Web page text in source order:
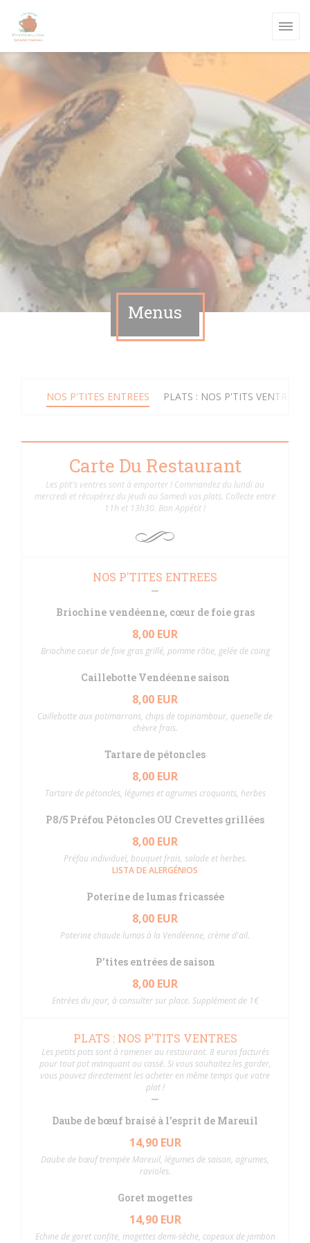
Menus
NOS P'TITES ENTREES PLATS : NOS P'TITS VENTRES
Carte Du Restaurant
Les ptit's ventres sont à emporter ! Commandez du lundi au
mercredi et récupérez du Jeudi au Samedi vos plats. Collecte entre
11h et 13h30. Bon Appétit !
NOS P'TITES ENTREES
Briochine vendéenne, cœur de foie gras
8,00 EUR
Briochine coeur de foie gras grillé, pomme rôtie, gelée de coing
Caillebotte Vendéenne saison
8,00 EUR
Caillebotte aux potimarrons, chips de topinambour, quenelle de
chèvre frais.
Tartare de pétoncles
8,00 EUR
Tartare de pétoncles, légumes et agrumes croquants, herbes
P8/5 Préfou Pétoncles OU Crevettes grillées
8,00 EUR
Préfou individuel, bouquet frais, salade et herbes.
LISTA DE ALERGÉNIOS
Poterine de lumas fricassée
8,00 EUR
Poterine chaude lumas à la Vendéenne, crème d'ail.
P'tites entrées de saison
8,00 EUR
Entrées du jour, à consulter sur place. Supplément de 1€
PLATS : NOS P'TITS VENTRES
Les petits pots sont à ramener au restaurant. 8 euros facturés
pour tout pot manquant ou cassé. Si vous souhaitez les garder,
vous pouvez directement les acheter en même temps que votre
plat !
Daube de bœuf braisé à l'esprit de Mareuil
14,90 EUR
Daube de bœuf trempée Mareuil, légumes de saison, agrumes,
ravioles.
Goret mogettes
14,90 EUR
Echine de goret confite, mogettes demi-sèche, copeaux de jambon